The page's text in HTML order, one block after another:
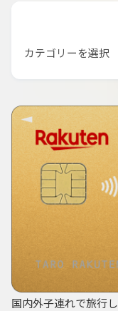
国内外子連れで旅行